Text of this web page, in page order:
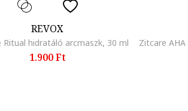
REVOX
Ritual hidratáló arcmaszk, 30 ml
1.900 Ft